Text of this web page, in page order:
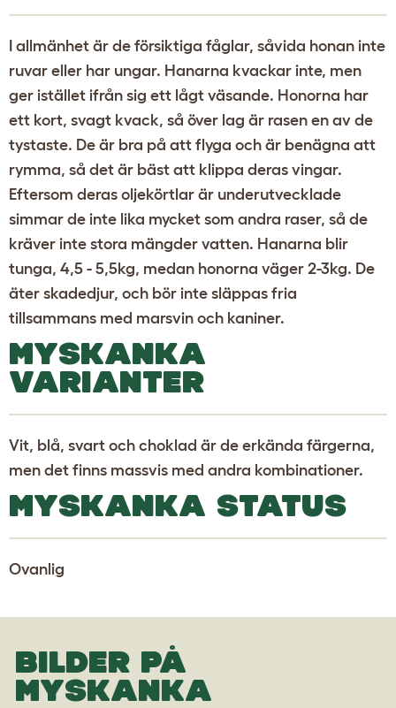
I allmänhet är de försiktiga fåglar, såvida honan inte
ruvar eller har ungar. Hanarna kvackar inte, men
ger istället ifrån sig ett lågt väsande. Honorna har
ett kort, svagt kvack, så över lag är rasen en av de
tystaste. De är bra på att flyga och är benägna att
rymma, så det är bäst att klippa deras vingar.
Eftersom deras oljekörtlar är underutvecklade
simmar de inte lika mycket som andra raser, så de
kräver inte stora mängder vatten. Hanarna blir
tunga, 4,5 - 5,5kg, medan honorna väger 2-3kg. De
äter skadedjur, och bör inte släppas fria
tillsammans med marsvin och kaniner.
MYSKANKA
VARIANTER
Vit, blå, svart och choklad är de erkända färgerna,
men det finns massvis med andra kombinationer.
MYSKANKA STATUS
Ovanlig
BILDER PÅ
MYSKANKA